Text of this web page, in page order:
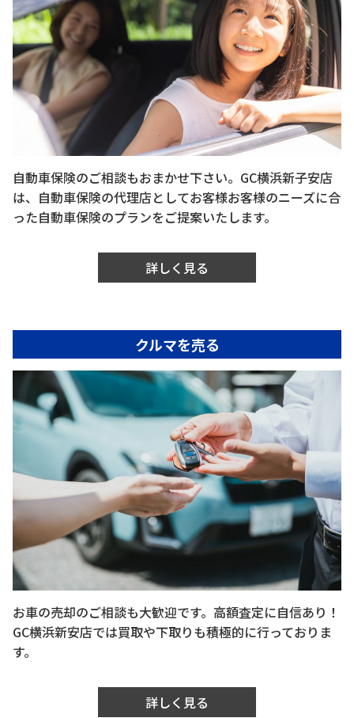
自動車保険のご相談もおまかせ下さい。GC横浜新子安店
は、自動車保険の代理店としてお客様お客様のニーズに合
った自動車保険のプランをご提案いたします。
詳しく見る
クルマを売る
お車の売却のご相談も大歓迎です。高額査定に自信あり！
GC横浜新安店では買取や下取りも積極的に行っておりま
す。
詳しく見る